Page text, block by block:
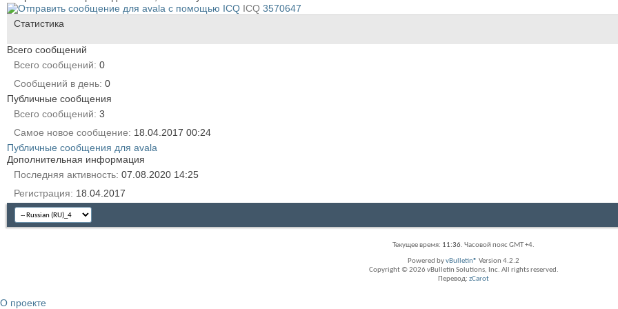
ICQ 3570647
Статистика
Всего сообщений
Всего сообщений 0
Сообщений в день 0
Публичные сообщения
Всего сообщений 3
Самое новое сообщение
18.04.2017 00:24
Публичные сообщения для avala
Дополнительная информация
Последняя активность 07.08.2020 14:25
Регистрация
18.04.2017
Текущее время: 11:36. Часовой пояс GMT +4.
Powered byvBulletin® Version 4.2.2
Copyright © 2026 vBulletin Solutions, Inc. All rights reserved.
Перевод: zCarot
О проекте